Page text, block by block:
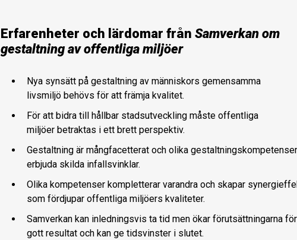
Erfarenheter och lärdomar från Samverkan om
gestaltning av offentliga miljöer
Nya synsätt på gestaltning av människors gemensamma
livsmiljö behövs för att främja kvalitet.
För att bidra till hållbar stadsutveckling måste offentliga
miljöer betraktas i ett brett perspektiv.
Gestaltning är mångfacetterat och olika
erbjuda skilda infallsvinklar.
Olika kompetenser kompletterar varandra och skapar
som fördjupar offentliga miljöers kvaliteter.
Samverkan kan inledningsvis ta tid men ökar förutsättningarna
gott resultat och kan ge tidsvinster i slutet.